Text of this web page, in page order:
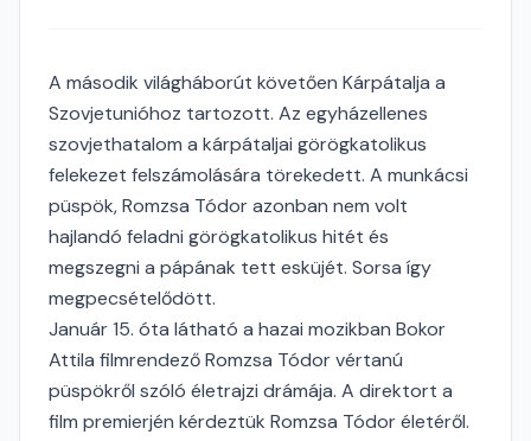
A második világháborút követően Kárpátalja a
Szovjetunióhoz tartozott. Az egyházellenes
szovjethatalom a kárpátaljai görögkatolikus
felekezet felszámolására törekedett. A munkácsi
püspök, Romzsa Tódor azonban nem volt
hajlandó feladni görögkatolikus hitét és
megszegni a pápának tett esküjét. Sorsa így
megpecsételődött.
Január 15. óta látható a hazai mozikban Bokor
Attila filmrendező Romzsa Tódor vértanú
püspökről szóló életrajzi drámája. A direktort a
film premierjén kérdeztük Romzsa Tódor életéről.